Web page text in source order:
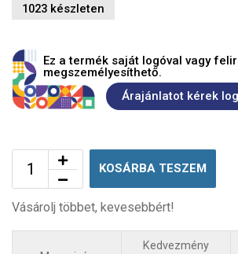
1023 készleten
Ez a termék saját logóval vagy
megszemélyesíthető.
Árajánlatot kérek
KOSÁRBA TESZEM
Vásárolj többet, kevesebbért!
Kedvezmény